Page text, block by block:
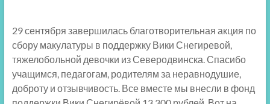
29 сентября завершилась благотворительная акция по
сбору макулатуры в поддержку Вики Снегиревой,
тяжелобольной девочки из Северодвинска. Спасибо
учащимся, педагогам, родителям за неравнодушие,
доброту и отзывчивость. Все вместе мы внесли в фонд